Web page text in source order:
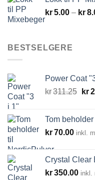
kr5.00 – kr
BESTSELGERE
Power Coat
kr311.25 kr
Tom
kr70.00 inkl.
Crystal Clear
kr350.00 inkl.